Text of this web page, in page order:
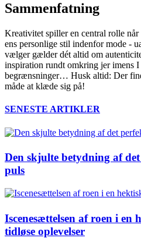
Sammenfatning
Kreativitet spiller en central rolle
ens personlige stil indenfor mode -
vælger gælder dét altid om
inspiration rundt omkring jer imens
begrænsninger… Husk altid: Der
måde at klæde sig på!
SENESTE ARTIKLER
Den skjulte betydning af
puls
Iscenesættelsen af roen i en
tidløse oplevelser